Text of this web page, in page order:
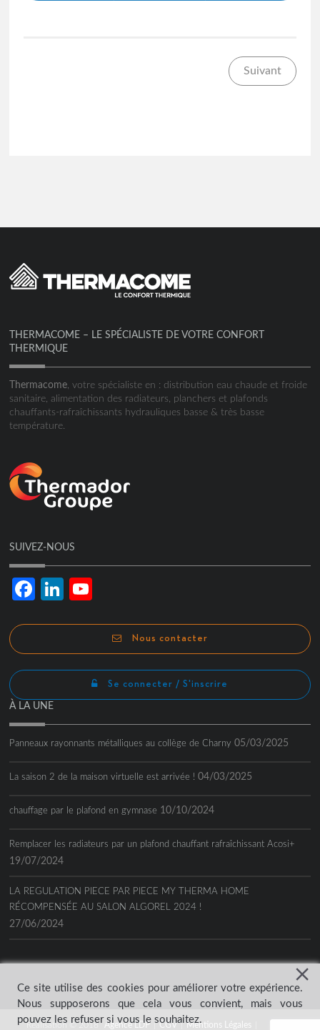
Suivant
THERMACOME – LE SPÉCIALISTE DE VOTRE CONFORT
THERMIQUE
Thermacome , votre spécialiste en : distribution eau chaude et froide
sanitaire, alimentation des radiateurs, planchers et plafonds
chauffants-rafraîchissants hydrauliques basse & très basse
température.
SUIVEZ-NOUS
FacebookLinkedIn
Nous contacter
Se connecter / S'inscrire
À LA UNE
Panneaux rayonnants métalliques au collège de Charny 05/03/2025
La saison 2 de la maison virtuelle est arrivée ! 04/03/2025
chauffage par le plafond en gymnase 10/10/2024
Remplacer les radiateurs par un plafond chauffant rafraîchissant Acosi+
19/07/2024
LA REGULATION PIECE PAR PIECE MY THERMA HOME
RÉCOMPENSÉE AU SALON ALGOREL 2024 !
27/06/2024
Réalisation © 2018 Agence LDP | CGV | Mentions Légales
Ce site utilise des cookies pour améliorer votre expérience.
Nous supposerons que cela vous convient, mais vous
pouvez les refuser si vous le souhaitez.